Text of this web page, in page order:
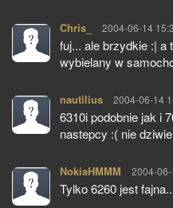
Chris_ pisze:
2004-06-14
fuj... ale brzydkie :| a
wybielany w
nautilius pisze:
2004-06-14
6310i podobnie jak i
nastepcy :( nie
NokiaHMMM pisze:
2004-
Tylko 6260 jest